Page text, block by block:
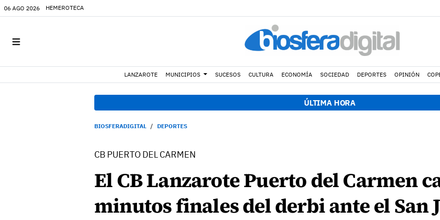
06 AGO 2026 HEMEROTECA
LANZAROTE MUNICIPIOS SUCESOS CULTURA ECONOMÍA SOCIEDAD DEPORTES OPINIÓN
ÚLTIMA HORA
BIOSFERADIGITAL DEPORTES
CB PUERTO DEL CARMEN
El CB Lanzarote Puerto del Carmen
minutos finales del derbi ante el San